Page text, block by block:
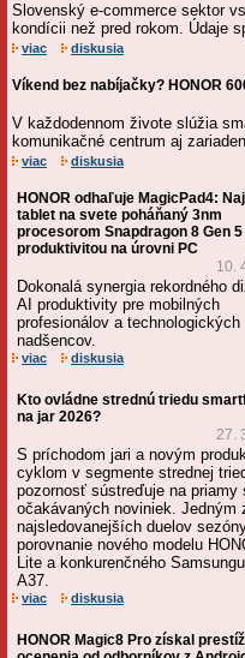
Slovenský e-commerce sektor
kondícii než pred rokom. Údaje
viac diskusia
Víkend bez nabíjačky? HONOR
V každodennom živote slúžia
komunikačné centrum aj
viac diskusia
HONOR odhaľuje MagicPad4:
tablet na svete poháňaný 3nm
procesorom Snapdragon 8 Gen 5
produktivitou na úrovni PC
10.
Dokonalá synergia rekordného
AI produktivity pre mobilných
profesionálov a technologických
nadšencov.
viac diskusia
Kto ovládne strednú triedu
na jar 2026?
27.
S príchodom jari a novým
cyklom v segmente strednej
pozornosť sústreďuje na priamy
očakávaných noviniek. Jedným
najsledovanejších duelov
porovnanie nového modelu
Lite a konkurenčného
A37.
viac diskusia
HONOR Magic8 Pro získal